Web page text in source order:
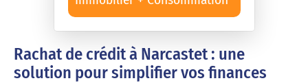
Rachat de crédit à Narcastet : une
solution pour simplifier vos finances